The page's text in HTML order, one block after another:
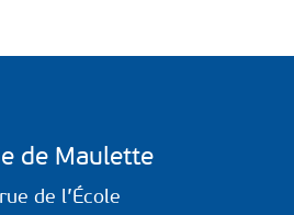
de Maulette
de l’École